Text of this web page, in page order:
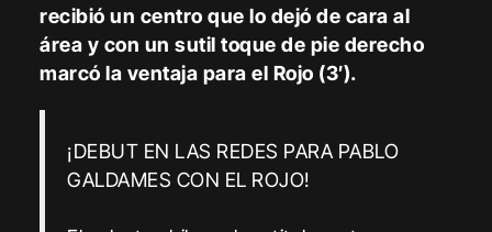
recibió un centro que lo dejó de cara al
área y con un sutil toque de pie derecho
marcó la ventaja para el Rojo (3′).
¡DEBUT EN LAS REDES PARA PABLO
GALDAMES CON EL ROJO!